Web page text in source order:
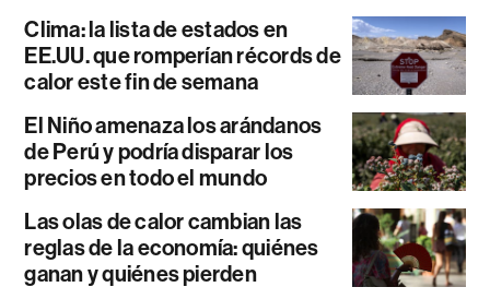
Clima: la lista de estados en
EE.UU. que romperían récords de
calor este fin de semana
El Niño amenaza los arándanos
de Perú y podría disparar los
precios en todo el mundo
Las olas de calor cambian las
reglas de la economía: quiénes
ganan y quiénes pierden